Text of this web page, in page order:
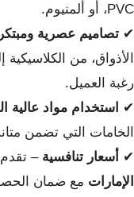
PVC، أو ألمنيوم.
✔ تصاميم عصرية
الأذواق، من
رغبة العميل.
✔
استخدام مواد عالية
الخامات التي تضمن
✔
أسعار تنافسية –
الإمارات مع ضمان